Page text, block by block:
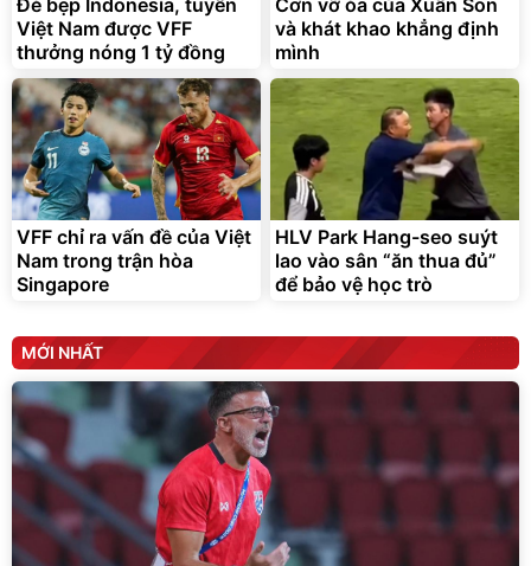
Đã bán nhiều
Đè bẹp Indonesia, tuyển
Việt Nam được VFF
thưởng nóng 1 tỷ đồng
Cơn vỡ òa của Xuân Son
và khát khao khẳng định
mình
VFF chỉ ra vấn đề của Việt
Nam trong trận hòa
Singapore
HLV Park Hang-seo suýt
lao vào sân “ăn thua đủ”
để bảo vệ học trò
MỚI NHẤT